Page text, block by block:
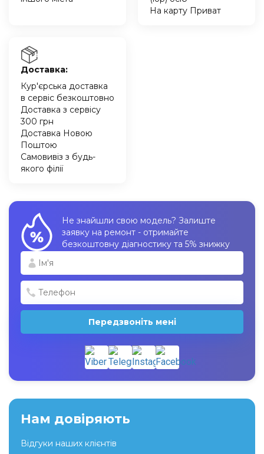
На карту Приват
Доставка:
Кур'єрська доставка
в сервіс безкоштовно
Доставка з сервісу
300 грн
Доставка Новою
Поштою
Самовивіз з будь-
якого філії
Не знайшли свою модель? Залиште
заявку на ремонт - отримайте
безкоштовну діагностику та 5% знижку
Передзвоніть мені
Нам довіряють
Відгуки наших клієнтів